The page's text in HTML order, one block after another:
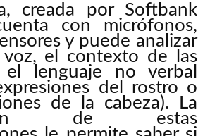
creada por Softbank
con micrófonos,
y puede analizar
el contexto de las
el lenguaje no verbal
del rostro o
de la cabeza). La
de estas